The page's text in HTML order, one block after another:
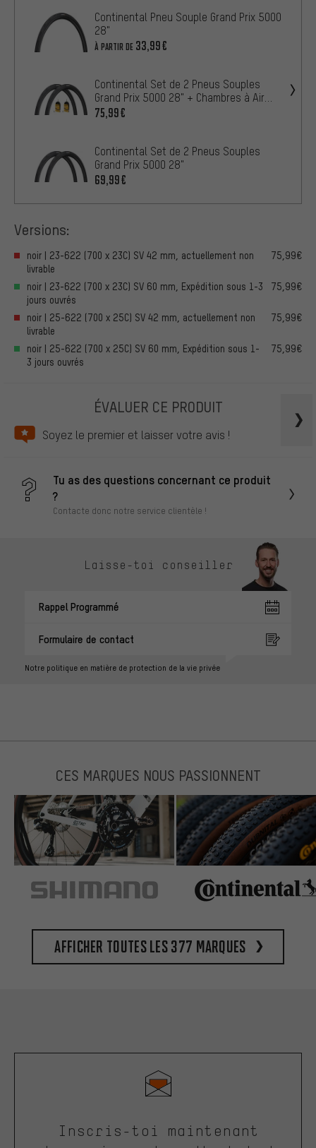
Continental Pneu Souple Grand Prix 5000
28"
À PARTIR DE 33,99€
Continental Set de 2 Pneus Souples
Grand Prix 5000 28" + Chambres à Air
Race 28
75,99€
Continental Set de 2 Pneus Souples
Grand Prix 5000 28"
69,99€
Versions:
noir | 23-622 (700 x 23C) SV 42 mm, actuellement non
livrable
75,99€
noir | 23-622 (700 x 23C) SV 60 mm, Expédition sous 1-3
jours ouvrés
75,99€
noir | 25-622 (700 x 25C) SV 42 mm, actuellement non
livrable
75,99€
noir | 25-622 (700 x 25C) SV 60 mm, Expédition sous 1-
3 jours ouvrés
75,99€
ÉVALUER CE PRODUIT
Soyez le premier et laisser votre avis !
Tu as des questions concernant ce produit
?
Contacte donc notre service clientèle !
Laisse-toi conseiller
Rappel Programmé
Formulaire de contact
Notre politique en matière de protection de la vie privée
CES MARQUES NOUS PASSIONNENT
Afficher toutes les 377 marques
Inscris-toi maintenant